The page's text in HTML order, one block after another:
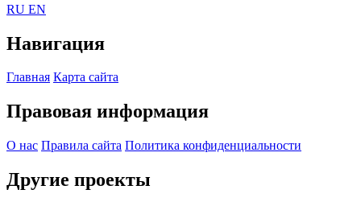
RU EN
Навигация
Главная Карта сайта
Правовая информация
О нас Правила сайта Политика конфиденциальности
Другие проекты